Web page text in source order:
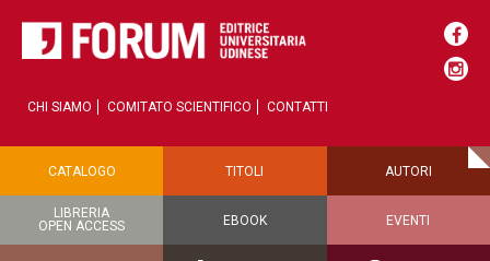
CHI SIAMO COMITATO SCIENTIFICO CONTATTI
CATALOGO TITOLI AUTORI
LIBRERIA
OPEN ACCESS
EBOOK EVENTI